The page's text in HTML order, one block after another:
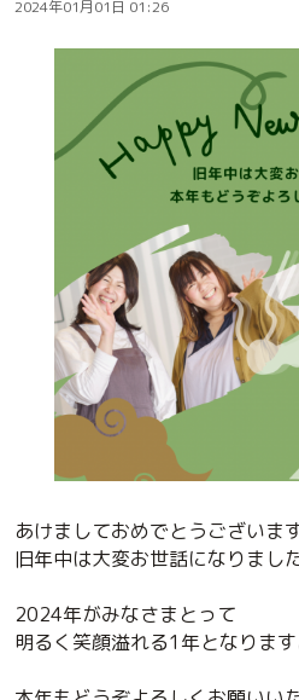
2024年01月01日 01:26
あけましておめでとうございます
旧年中は大変お世話になりました
2024年がみなさまとって
明るく笑顔溢れる1年となります